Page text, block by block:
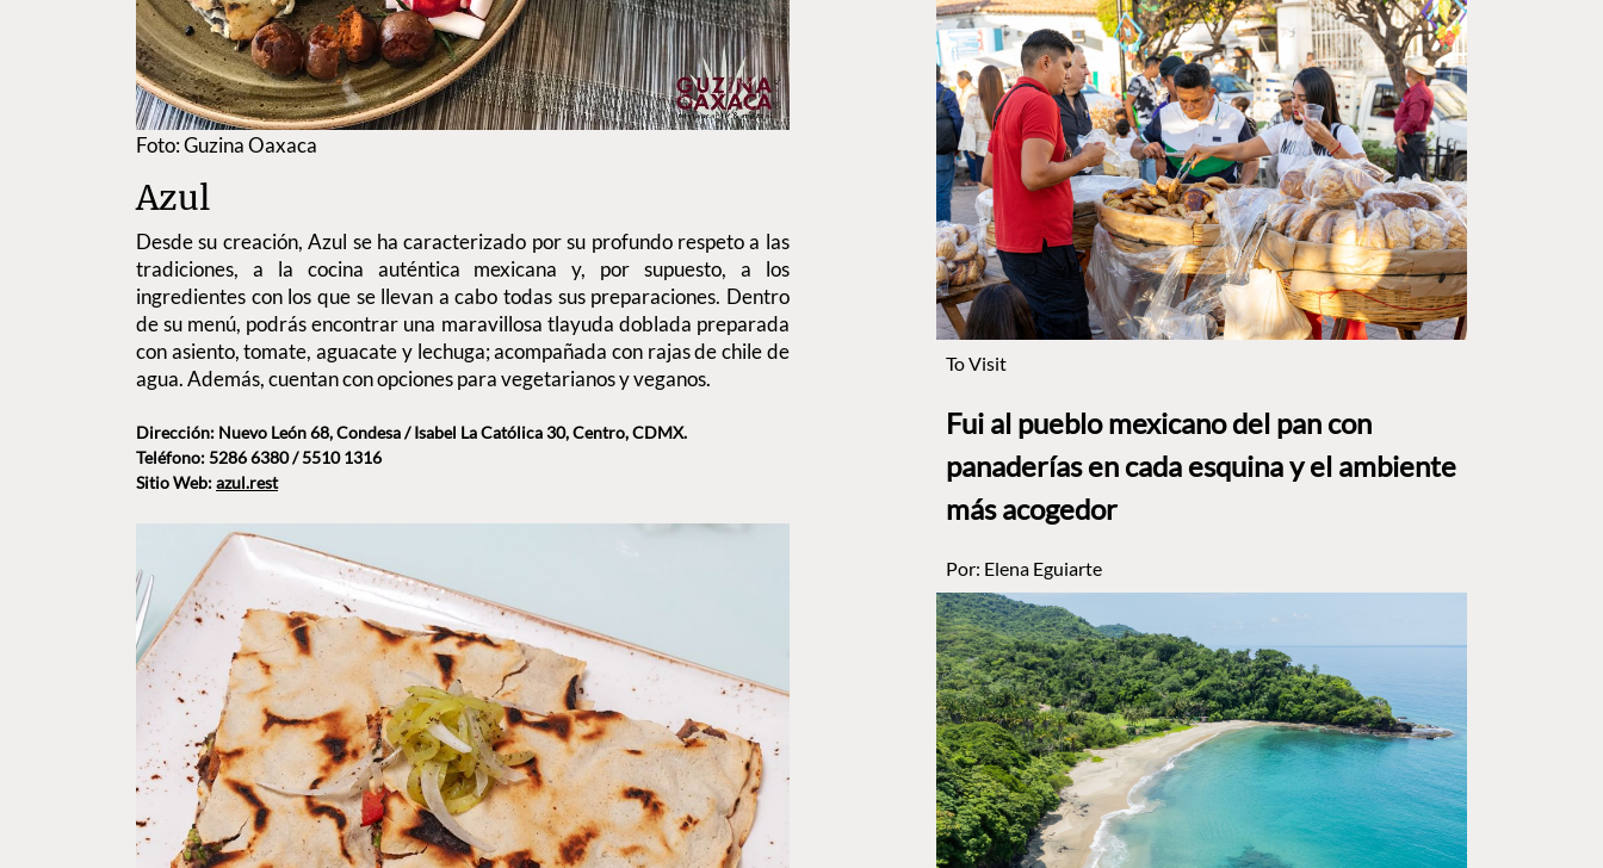
Foto: Guzina Oaxaca
Azul
Desde su creación, Azul se ha caracterizado por su profundo respeto a las
tradiciones, a la cocina auténtica mexicana y, por supuesto, a los
ingredientes con los que se llevan a cabo todas sus preparaciones. Dentro
de su menú, podrás encontrar una maravillosa tlayuda doblada preparada
con asiento, tomate, aguacate y lechuga; acompañada con rajas de chile de
agua. Además, cuentan con opciones para vegetarianos y veganos.
Dirección: Nuevo León 68, Condesa / Isabel La Católica 30, Centro, CDMX.
Teléfono: 5286 6380 / 5510 1316
Sitio Web:azul.rest
To Visit
Fui al pueblo mexicano del pan con
panaderías en cada esquina y el ambiente
más acogedor
Por: Elena Eguiarte